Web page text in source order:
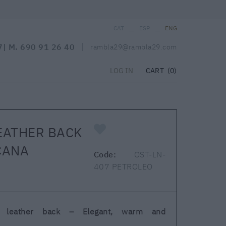
ENG
| M. 690 91 26 40 rambla29@rambla29.com
LOG IN CART (0)
BACK
Code: OST-LN-
407 PETROLEO
leather back – Elegant, warm and